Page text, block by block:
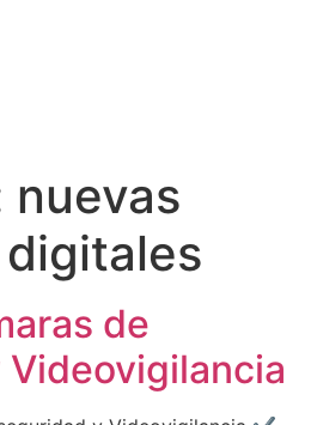
nuevas
de